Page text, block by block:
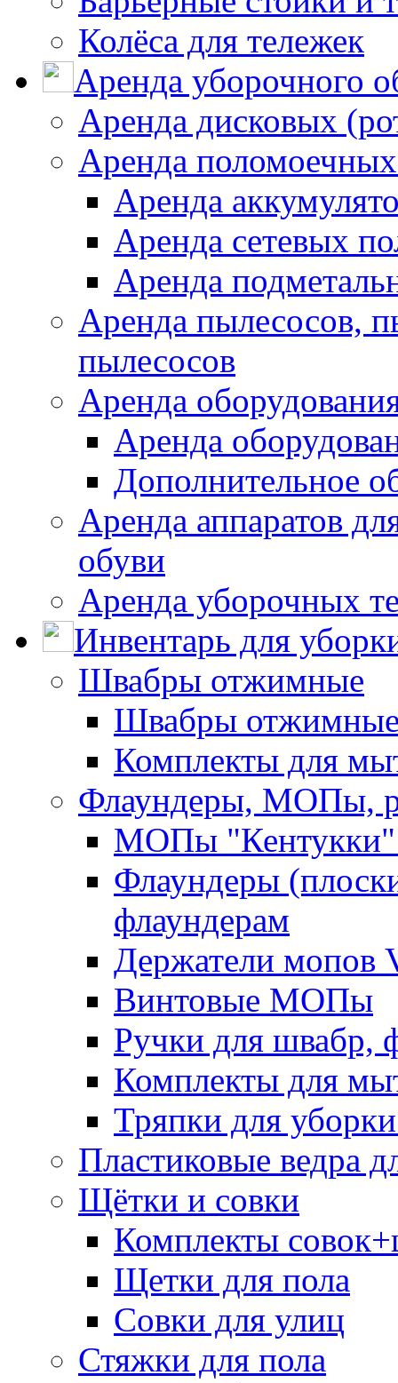
Колёса для тележек
Аренда уборочного
Аренда дисковых
Аренда
Аренда
Аренда сетевых
Аренда
Аренда пылесосов,
пылесосов
Аренда
Аренда
Дополнительное
Аренда аппаратов
обуви
Аренда уборочных
Инвентарь для
Швабры отжимные
Швабры
Комплекты для
Флаундеры, МОПы,
МОПы "Кентукки"
Флаундеры
флаундерам
Держатели мопов
Винтовые МОПы
Ручки для швабр,
Комплекты для
Тряпки для
Пластиковые ведра
Щётки и совки
Комплекты
Щетки для пола
Совки для улиц
Стяжки для пола